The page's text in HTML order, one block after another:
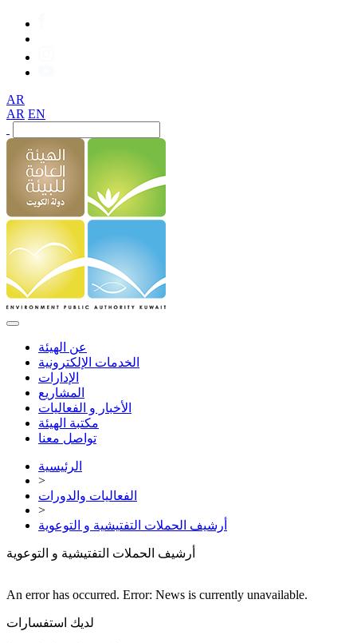
AR
AR EN
عن الهيئة
الخدمات الإلكترونية
الإدارات
المشاريع
الأخبار و الفعاليات
مكتبة الهيئة
تواصل معنا
الرئيسية
>
الفعاليات والدورات
>
أرشيف الحملات التفتيشية و التوعوية
أرشيف الحملات التفتيشية و التوعوية
An error has occurred. Error: News is currently unavailable.
لديك استفسارات